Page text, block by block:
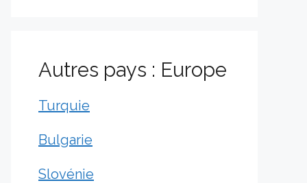
Autres pays : Europe
Turquie
Bulgarie
Slovénie